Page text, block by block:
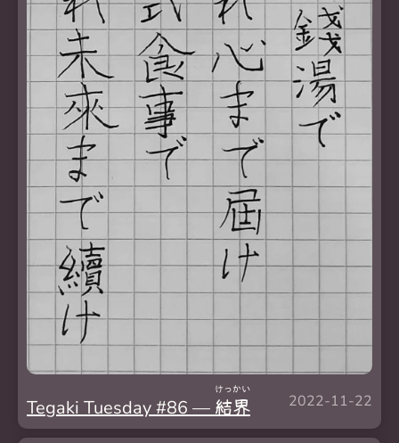
Tegaki Tuesday #86 — 結
けっ
界
かい
2022-11-22